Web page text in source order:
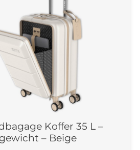
Koffer 35 L –
– Beige